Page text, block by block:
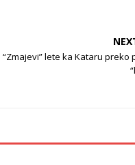
lete ka Kataru preko